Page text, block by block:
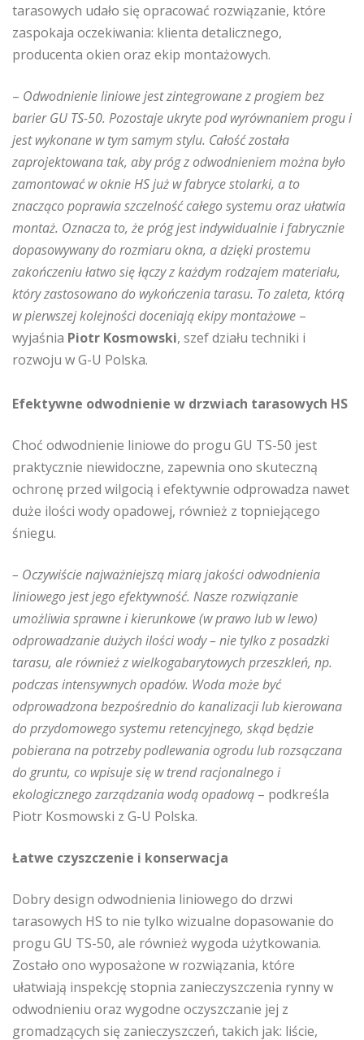
tarasowych udało się opracować rozwiązanie, które
zaspokaja oczekiwania: klienta detalicznego,
producenta okien oraz ekip montażowych.
– Odwodnienie liniowe jest zintegrowane z progiem bez
barier GU TS-50. Pozostaje ukryte pod wyrównaniem progu i
jest wykonane w tym samym stylu. Całość została
zaprojektowana tak, aby próg z odwodnieniem można było
zamontować w oknie HS już w fabryce stolarki, a to
znacząco poprawia szczelność całego systemu oraz ułatwia
montaż. Oznacza to, że próg jest indywidualnie i fabrycznie
dopasowywany do rozmiaru okna, a dzięki prostemu
zakończeniu łatwo się łączy z każdym rodzajem materiału,
który zastosowano do wykończenia tarasu. To zaleta, którą
w pierwszej kolejności doceniają ekipy montażowe –
wyjaśnia Piotr Kosmowski, szef działu techniki i
rozwoju w G-U Polska.
Efektywne odwodnienie w drzwiach tarasowych HS
Choć odwodnienie liniowe do progu GU TS-50 jest
praktycznie niewidoczne, zapewnia ono skuteczną
ochronę przed wilgocią i efektywnie odprowadza nawet
duże ilości wody opadowej, również z topniejącego
śniegu.
– Oczywiście najważniejszą miarą jakości odwodnienia
liniowego jest jego efektywność. Nasze rozwiązanie
umożliwia sprawne i kierunkowe (w prawo lub w lewo)
odprowadzanie dużych ilości wody – nie tylko z posadzki
tarasu, ale również z wielkogabarytowych przeszkleń, np.
podczas intensywnych opadów. Woda może być
odprowadzona bezpośrednio do kanalizacji lub kierowana
do przydomowego systemu retencyjnego, skąd będzie
pobierana na potrzeby podlewania ogrodu lub rozsączana
do gruntu, co wpisuje się w trend racjonalnego i
ekologicznego zarządzania wodą opadową – podkreśla
Piotr Kosmowski z G-U Polska.
Łatwe czyszczenie i konserwacja
Dobry design odwodnienia liniowego do drzwi
tarasowych HS to nie tylko wizualne dopasowanie do
progu GU TS-50, ale również wygoda użytkowania.
Zostało ono wyposażone w rozwiązania, które
ułatwiają inspekcję stopnia zanieczyszczenia rynny w
odwodnieniu oraz wygodne oczyszczanie jej z
gromadzących się zanieczyszczeń, takich jak: liście,